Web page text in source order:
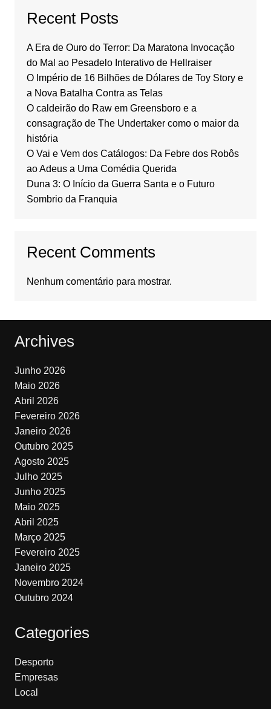
Recent Posts
A Era de Ouro do Terror: Da Maratona Invocação
do Mal ao Pesadelo Interativo de Hellraiser
O Império de 16 Bilhões de Dólares de Toy Story e
a Nova Batalha Contra as Telas
O caldeirão do Raw em Greensboro e a
consagração de The Undertaker como o maior da
história
O Vai e Vem dos Catálogos: Da Febre dos Robôs
ao Adeus a Uma Comédia Querida
Duna 3: O Início da Guerra Santa e o Futuro
Sombrio da Franquia
Recent Comments
Nenhum comentário para mostrar.
Archives
Junho 2026
Maio 2026
Abril 2026
Fevereiro 2026
Janeiro 2026
Outubro 2025
Agosto 2025
Julho 2025
Junho 2025
Maio 2025
Abril 2025
Março 2025
Fevereiro 2025
Janeiro 2025
Novembro 2024
Outubro 2024
Categories
Desporto
Empresas
Local